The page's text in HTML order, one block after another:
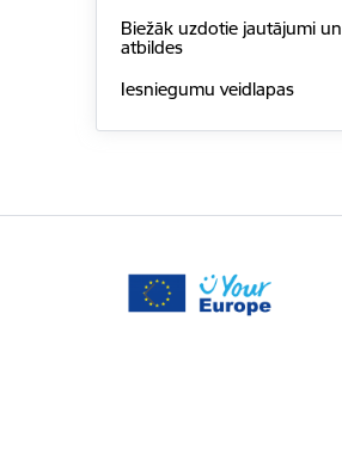
Biežāk uzdotie jautājumi un
atbildes
Iesniegumu veidlapas